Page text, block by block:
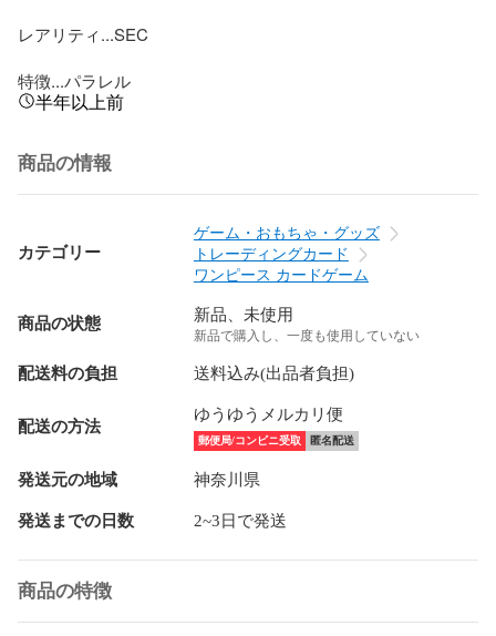
レアリティ...SEC
特徴...パラレル
半年以上前
商品の情報
カテゴリー
ゲーム・おもちゃ・グッズ
トレーディングカード
ワンピース カードゲーム
商品の状態 新品、未使用
新品で購入し、一度も使用していない
配送料の負担 送料込み(出品者負担)
配送の方法
ゆうゆうメルカリ便
郵便局/コンビニ受取 匿名配送
発送元の地域 神奈川県
発送までの日数 2~3日で発送
商品の特徴